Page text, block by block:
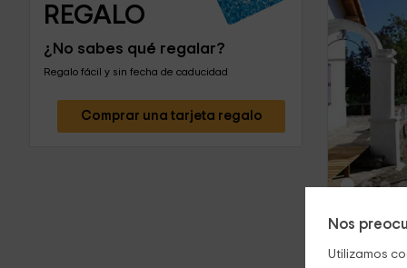
Nos
Utilizamos
REGALO
¿No sabes qué regalar?
Regalo fácil y sin fecha de caducidad
Comprar una tarjeta regalo ‹